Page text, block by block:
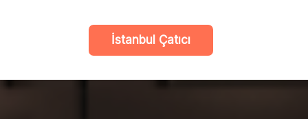
İstanbul Çatıcı